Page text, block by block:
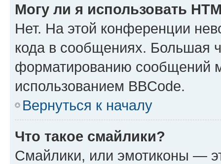
Могу ли я использовать
Нет. На этой конференции
кода в сообщениях. Большая
форматированию сообщений
использованием BBCode.
Вернуться к началу
Что такое смайлики?
Смайлики, или эмотиконы —